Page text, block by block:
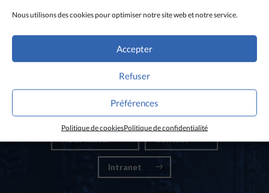
Nous utilisons des cookies pour optimiser notre site web et notre service.
Accepter
Refuser
Préférences
Politique de cookiesPolitique de confidentialité
Nous visiter Contact
Intranet